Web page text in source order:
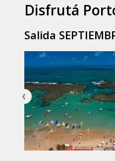
Disfrutá
Salida